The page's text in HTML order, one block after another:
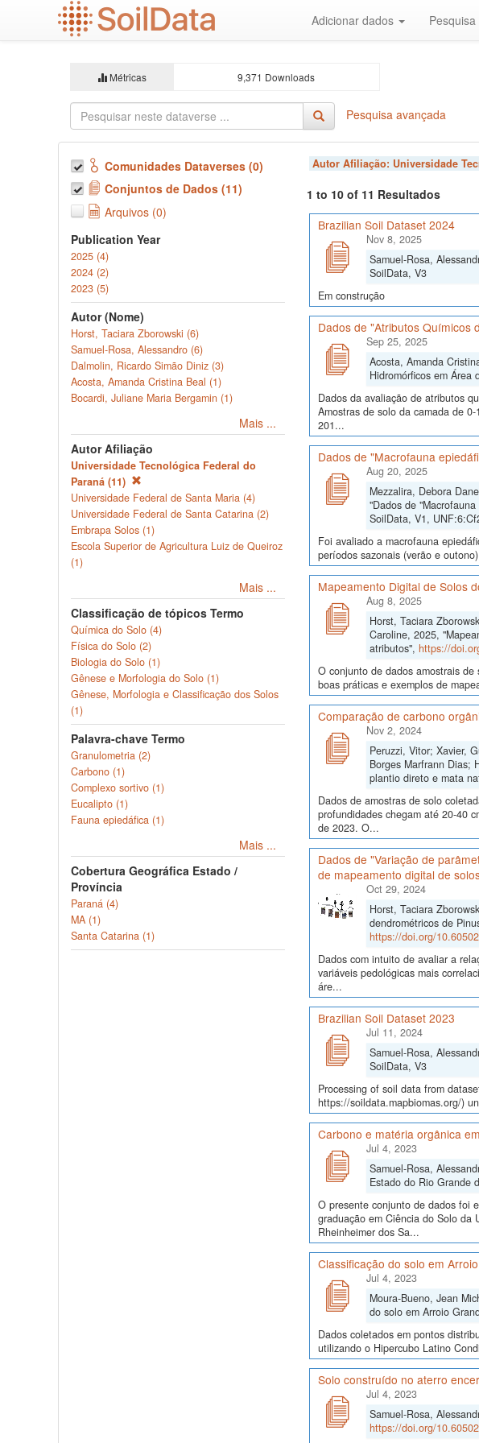
Adicionar dados Pesquisa
Métricas 9,371 Downloads
Pesquisa avançada
Comunidades Dataverses (0)
Conjuntos de Dados (11)
Arquivos (0)
Publication Year
2025 (4)
2024 (2)
2023 (5)
Autor (Nome)
Horst, Taciara Zborowski (6)
Samuel-Rosa, Alessandro (6)
Dalmolin, Ricardo Simão Diniz (3)
Acosta, Amanda Cristina Beal (1)
Bocardi, Juliane Maria Bergamin (1)
Mais ...
Autor Afiliação
Universidade Tecnológica Federal do
Paraná (11)
Universidade Federal de Santa Maria (4)
Universidade Federal de Santa Catarina (2)
Embrapa Solos (1)
Escola Superior de Agricultura Luiz de Queiroz
(1)
Mais ...
Classificação de tópicos Termo
Química do Solo (4)
Física do Solo (2)
Biologia do Solo (1)
Gênese e Morfologia do Solo (1)
Gênese, Morfologia e Classificação dos Solos
(1)
Palavra-chave Termo
Granulometria (2)
Carbono (1)
Complexo sortivo (1)
Eucalipto (1)
Fauna epiedáfica (1)
Mais ...
Cobertura Geográfica Estado /
Província
Paraná (4)
MA (1)
Santa Catarina (1)
Autor Afiliação: Universidade
1 to 10 of 11 Resultados
Brazilian Soil Dataset 2024
Nov 8, 2025
Samuel-Rosa,
SoilData, V3
Em construção
Dados de "Atributos Químicos
Sep 25, 2025
Acosta, Amanda
Hidromórficos em Área
Dados da avaliação de atributos
Amostras de solo da camada de
201...
Dados de "Macrofauna
Aug 20, 2025
Mezzalira, Debora
"Dados de
SoilData, V1,
Foi avaliado a macrofauna
períodos sazonais (verão e
Mapeamento Digital de Solos
Aug 8, 2025
Horst, Taciara
Caroline, 2025,
atributos", https://
O conjunto de dados amostrais
boas práticas e exemplos de
Comparação de carbono
Nov 2, 2024
Peruzzi, Vitor; Xavier,
Borges Marfrann Dias;
plantio direto e mata
Dados de amostras de solo
profundidades chegam até 20-40
de 2023. O...
Dados de "Variação de
de mapeamento digital de
Oct 29, 2024
Horst, Taciara
dendrométricos de
https://doi.org/
Dados com intuito de avaliar a
variáveis pedológicas mais
áre...
Brazilian Soil Dataset 2023
Jul 11, 2024
Samuel-Rosa,
SoilData, V3
Processing of soil data from
https://soildata.mapbiomas.org/)
Carbono e matéria orgânica
Jul 4, 2023
Samuel-Rosa,
Estado do Rio Grande
O presente conjunto de dados foi
graduação em Ciência do Solo da
Rheinheimer dos Sa...
Classificação do solo em
Jul 4, 2023
Moura-Bueno, Jean
do solo em Arroio
Dados coletados em pontos
utilizando o Hipercubo Latino
Solo construído no aterro
Jul 4, 2023
Samuel-Rosa,
https://doi.org/